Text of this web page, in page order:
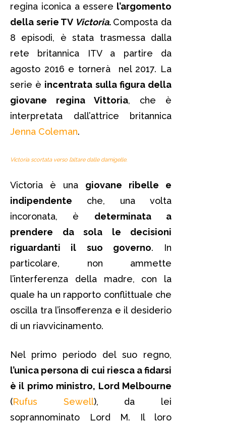
regina iconica a essere l’argomento
della serie TV Victoria. Composta da
8 episodi, è stata trasmessa dalla
rete britannica ITV a partire da
agosto 2016 e tornerà nel 2017. La
serie è incentrata sulla figura della
giovane regina Vittoria, che è
interpretata dall’attrice britannica
Jenna Coleman.
Victoria scortata verso l’altare dalle damigelle.
Victoria è una giovane ribelle e
indipendente che, una volta
incoronata, è determinata a
prendere da sola le decisioni
riguardanti il suo governo. In
particolare, non ammette
l’interferenza della madre, con la
quale ha un rapporto conflittuale che
oscilla tra l’insofferenza e il desiderio
di un riavvicinamento.
Nel primo periodo del suo regno,
l’unica persona di cui riesca a fidarsi
è il primo ministro, Lord Melbourne
(Rufus Sewell), da lei
soprannominato Lord M. Il loro